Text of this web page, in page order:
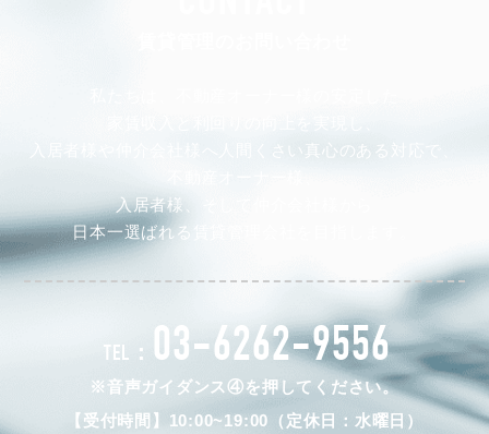
入居者様や仲介会社様へ人間くさい真心のある対応で、
入居者様、そして仲介会社様から
日本一選ばれる賃貸管理会社を目指します。
TEL： 03-6262-9556
※音声ガイダンス④を押してください。
【受付時間】10:00~19:00（定休日：水曜日）